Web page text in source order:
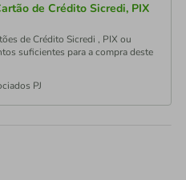
de Crédito Sicredi, PIX
de Crédito Sicredi , PIX ou
suficientes para a compra deste
PJ